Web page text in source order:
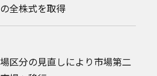
全株式を取得
区分の見直しにより市場第二